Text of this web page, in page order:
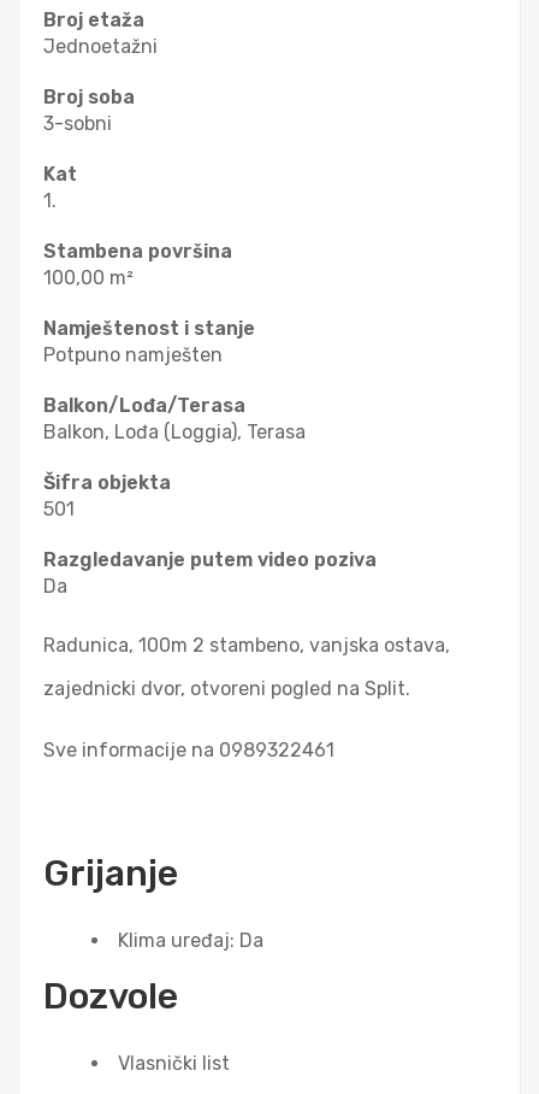
Broj etaža
Jednoetažni
Broj soba
3-sobni
Kat
1.
Stambena površina
100,00 m²
Namještenost i stanje
Potpuno namješten
Balkon/Lođa/Terasa
Balkon, Lođa (Loggia), Terasa
Šifra objekta
501
Razgledavanje putem video poziva
Da
Radunica, 100m 2 stambeno, vanjska ostava,
zajednicki dvor, otvoreni pogled na Split.
Sve informacije na 0989322461
Grijanje
Klima uređaj: Da
Dozvole
Vlasnički list